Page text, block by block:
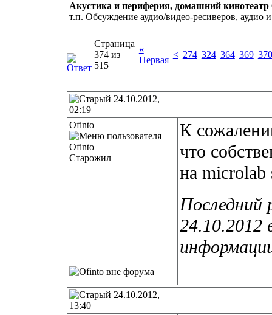
Акустика и периферия, домашний кинотеатр
т.п. Обсуждение аудио/видео-ресиверов, аудио
Страница
374 из
515
«
Первая
< 274 324 364 369 370
24.10.2012,
02:19
Ofinto
Старожил
К
что
на
Последний
24.10.2012
24.10.2012,
13:40